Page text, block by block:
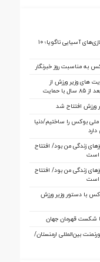
آغاز اردوی تیم ملی بوکس برای بازی‌های آسیایی ناگویا؛ ۱۰
به مناسبت روز خبرنگار
های وزیر ورزش از
بوکس بی سابقه است/بوکس بعد از ۸۵ سال با حمایت
ورزش افتتاح شد
بوکس را ساختیم/دنیا
زندگی من بود/ افتتاح
است
زندگی من بود/ افتتاح
است
با دستور وزیر ورزش
شکست قهرمان جهان
بین‌المللی ارمنستان/